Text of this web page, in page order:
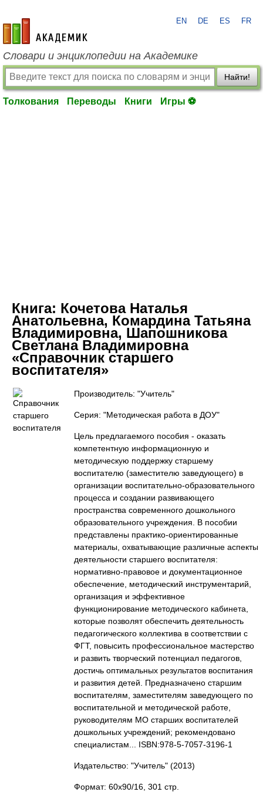
academic.ru
EN DE ES FR
Словари и энциклопедии на Академике
Найти!
Толкования Переводы Книги Игры ⚽
Книга: Кочетова Наталья
Анатольевна, Комардина Татьяна
Владимировна, Шапошникова
Светлана Владимировна
«Справочник старшего
воспитателя»
Производитель: "Учитель"
Серия: "Методическая работа в ДОУ"
Цель предлагаемого пособия - оказать
компетентную информационную и
методическую поддержку старшему
воспитателю (заместителю заведующего) в
организации воспитательно-образовательного
процесса и создании развивающего
пространства современного дошкольного
образовательного учреждения. В пособии
представлены практико-ориентированные
материалы, охватывающие различные аспекты
деятельности старшего воспитателя:
нормативно-правовое и документационное
обеспечение, методический инструментарий,
организация и эффективное
функционирование методического кабинета,
которые позволят обеспечить деятельность
педагогического коллектива в соответствии с
ФГТ, повысить профессиональное мастерство
и развить творческий потенциал педагогов,
достичь оптимальных результатов воспитания
и развития детей. Предназначено старшим
воспитателям, заместителям заведующего по
воспитательной и методической работе,
руководителям МО старших воспитателей
дошкольных учреждений; рекомендовано
специалистам... ISBN:978-5-7057-3196-1
Издательство: "Учитель" (2013)
Формат: 60x90/16, 301 стр.